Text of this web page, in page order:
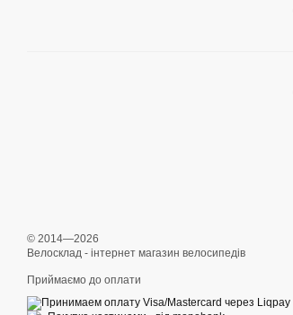
© 2014—2026
Велосклад - інтернет магазин велосипедів
Приймаємо до оплати